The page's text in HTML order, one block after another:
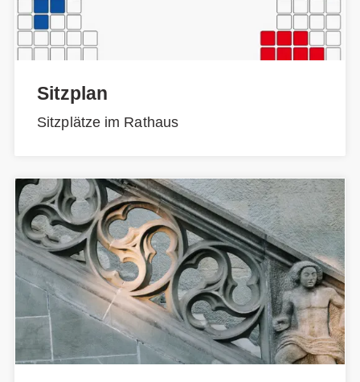
Sitzplan
Sitzplätze im Rathaus